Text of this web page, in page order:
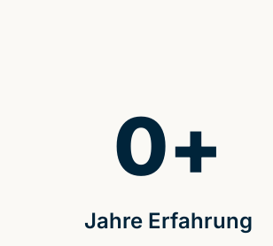
Jahre Erfahrung
0+